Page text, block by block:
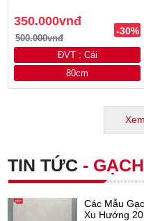
350.000vnđ
500.000vnđ
-30%
ĐVT : Cái
80cm
TIN TỨC -
Các Mẫu
Xu Hướng